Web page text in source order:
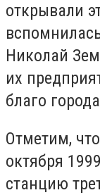
открывали
Николай
их
благо
Отметим,
октября
станцию